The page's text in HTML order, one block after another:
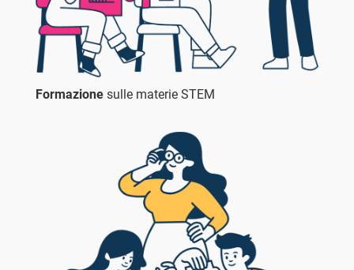
Formazione sulle materie STEM